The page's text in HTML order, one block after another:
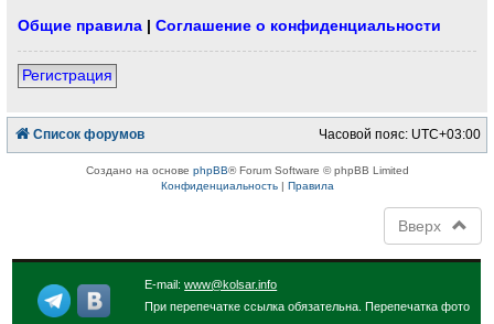
Общие правила |Соглашение о конфиденциальности
Регистрация
Список форумов Часовой пояс: UTC+03:00
Создано на основе phpBB® Forum Software © phpBB Limited
Конфиденциальность| Правила
Вверх
E-mail:www@kolsar.info
При перепечатке ссылка обязательна. Перепечатка фото